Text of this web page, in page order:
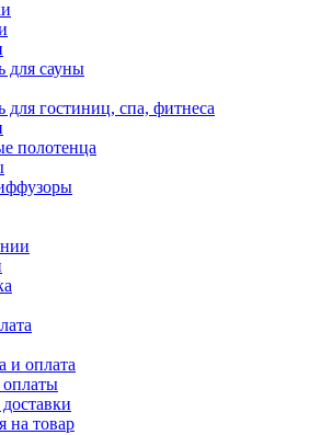
для сауны
для гостиниц, спа, фитнеса
полотенца
и оплата
оплаты
на товар